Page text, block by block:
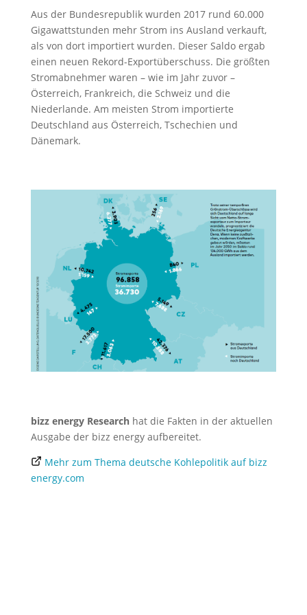
Aus der Bundesrepublik wurden 2017 rund 60.000
Gigawattstunden mehr Strom ins Ausland verkauft,
als von dort importiert wurden. Dieser Saldo ergab
einen neuen Rekord-Exportüberschuss. Die größten
Stromabnehmer waren – wie im Jahr zuvor –
Österreich, Frankreich, die Schweiz und die
Niederlande. Am meisten Strom importierte
Deutschland aus Österreich, Tschechien und
Dänemark.
bizz energy Researchhat die Fakten in der aktuellen
Ausgabe der bizz energy aufbereitet.
Mehr zum Thema deutsche Kohlepolitik auf bizz
energy.com